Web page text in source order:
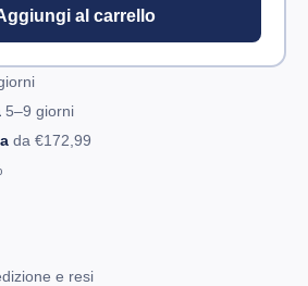
al carrello
5–9 giorni
da €172,99
e resi